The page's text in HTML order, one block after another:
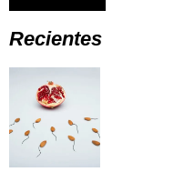
Recientes